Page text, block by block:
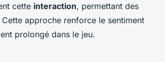
cette interaction, permettant des
approche renforce le sentiment
prolongé dans le jeu.